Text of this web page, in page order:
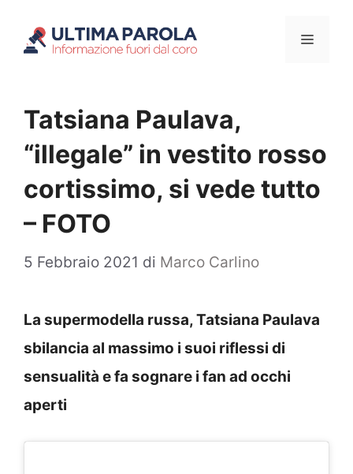
Menu
Tatsiana Paulava,
“illegale” in vestito rosso
cortissimo, si vede tutto
– FOTO
5 Febbraio 2021 di Marco Carlino
La supermodella russa, Tatsiana Paulava
sbilancia al massimo i suoi riflessi di
sensualità e fa sognare i fan ad occhi
aperti